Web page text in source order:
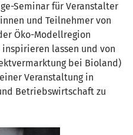
Seminar für Veranstalter
und Teilnehmer von
Öko-Modellregion
lassen und von
bei Bioland)
Veranstaltung in
Betriebswirtschaft zu